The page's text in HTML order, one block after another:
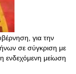
για την
σε σύγκριση με
ενδεχόμενη μείωση